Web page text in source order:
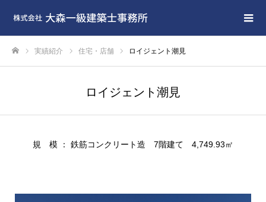
実績紹介 住宅・店舗 ロイジェント潮見
ロイジェント潮見
規 模 ： 鉄筋コンクリート造 7階建て 4,749.93㎡